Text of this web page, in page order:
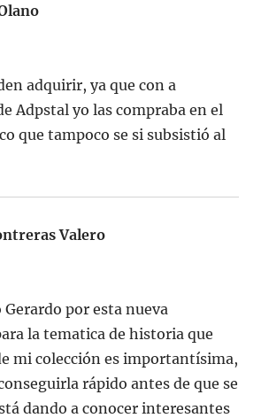
adquirir, ya que con a
Adpstal yo las compraba en el
que tampoco se si subsistió al
Valero
Gerardo por esta nueva
la tematica de historia que
mi colección es importantísima,
rápido antes de que se
dando a conocer interesantes